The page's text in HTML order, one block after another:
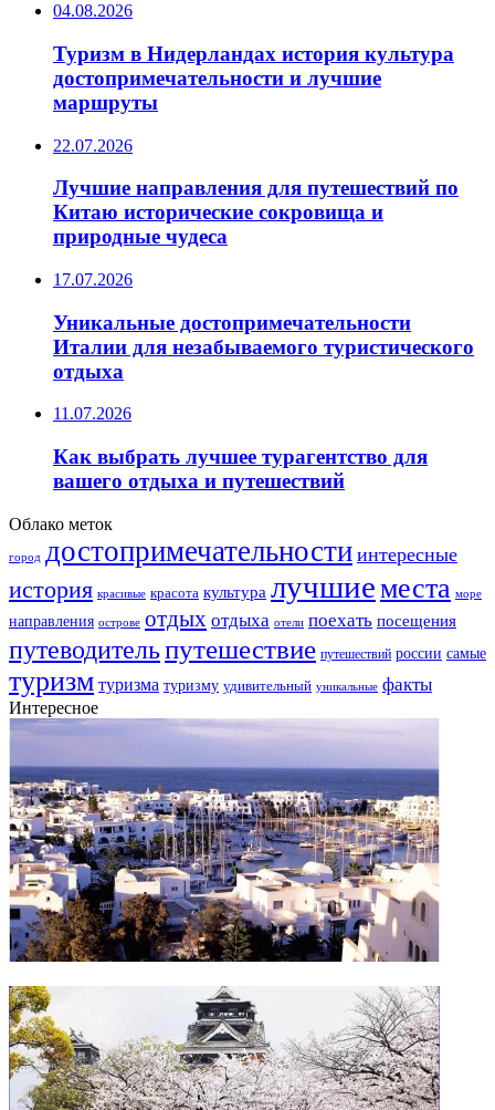
04.08.2026
Туризм в Нидерландах история культура
достопримечательности и лучшие
маршруты
22.07.2026
Лучшие направления для путешествий по
Китаю исторические сокровища и
природные чудеса
17.07.2026
Уникальные достопримечательности
Италии для незабываемого туристического
отдыха
11.07.2026
Как выбрать лучшее турагентство для
вашего отдыха и путешествий
Облако меток
город достопримечательности интересные
история красивые красота культура лучшиеместа море
направления острове отдых отдыха отели поехать посещения
путеводительпутешествие путешествий россии самые
туризм туризма туризму удивительный уникальные факты
Интересное